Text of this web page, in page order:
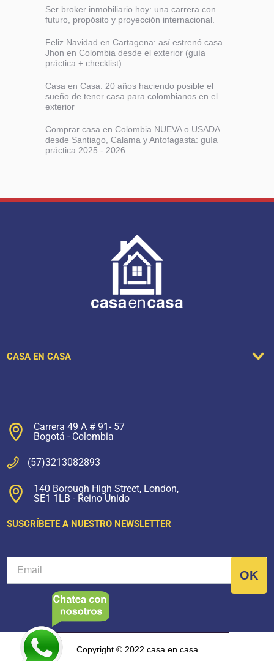
Ser broker inmobiliario hoy: una carrera con
futuro, propósito y proyección internacional.
Feliz Navidad en Cartagena: así estrenó casa
Jhon en Colombia desde el exterior (guía
práctica + checklist)
Casa en Casa: 20 años haciendo posible el
sueño de tener casa para colombianos en el
exterior
Comprar casa en Colombia NUEVA o USADA
desde Santiago, Calama y Antofagasta: guía
práctica 2025 - 2026
CASA EN CASA
Carrera 49 A # 91- 57
Bogotá - Colombia
(57)3213082893
140 Borough High Street, London,
SE1 1LB - Reino Unido
SUSCRÍBETE A NUESTRO NEWSLETTER
Copyright © 2022 casa en casa